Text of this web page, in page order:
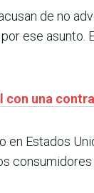
de no
ese asunto.
una
Estados